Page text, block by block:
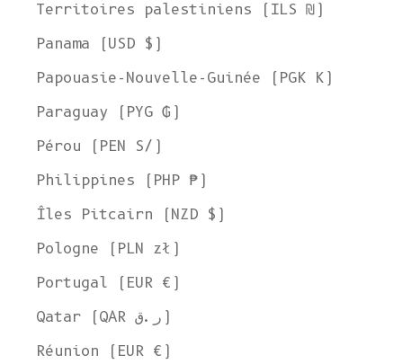
Territoires palestiniens (ILS ₪)
Panama (USD $)
Papouasie-Nouvelle-Guinée (PGK K)
Paraguay (PYG ₲)
Pérou (PEN S/)
Philippines (PHP ₱)
Îles Pitcairn (NZD $)
Pologne (PLN zł)
Portugal (EUR €)
Qatar (QAR ر.ق)
Réunion (EUR €)